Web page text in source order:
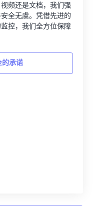
频还是文档，我们强
全无虞。凭借先进的
控，我们全方位保障
的承诺